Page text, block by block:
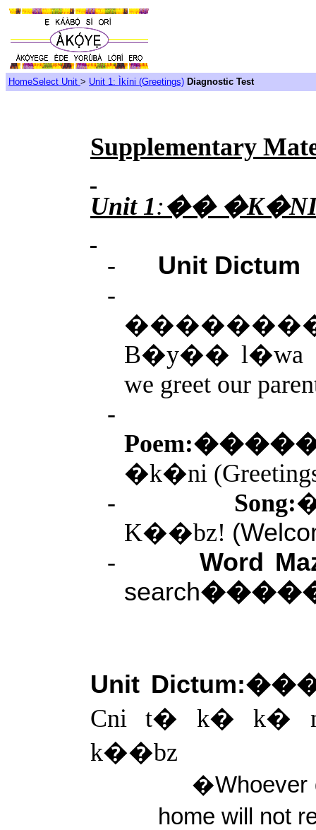
HomeSelect Unit > Unit 1: Ìkíni (Greetings) Diagnostic Test
Supplementary
Unit 1:�� �K�NI
-
Unit Dictum
-
B�y�� l�wa
we greet our
-
�k�ni
-
Song:
K��bz!
-
Word
search
Unit
Cni t� k� k�
k��bz
�Whoever
home will not